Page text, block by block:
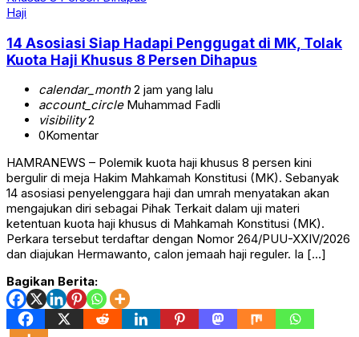
Haji
14 Asosiasi Siap Hadapi Penggugat di MK, Tolak
Kuota Haji Khusus 8 Persen Dihapus
calendar_month2 jam yang lalu
account_circleMuhammad Fadli
visibility2
0Komentar
HAMRANEWS – Polemik kuota haji khusus 8 persen kini
bergulir di meja Hakim Mahkamah Konstitusi (MK). Sebanyak
14 asosiasi penyelenggara haji dan umrah menyatakan akan
mengajukan diri sebagai Pihak Terkait dalam uji materi
ketentuan kuota haji khusus di Mahkamah Konstitusi (MK).
Perkara tersebut terdaftar dengan Nomor 264/PUU-XXIV/2026
dan diajukan Hermawanto, calon jemaah haji reguler. Ia […]
Bagikan Berita: